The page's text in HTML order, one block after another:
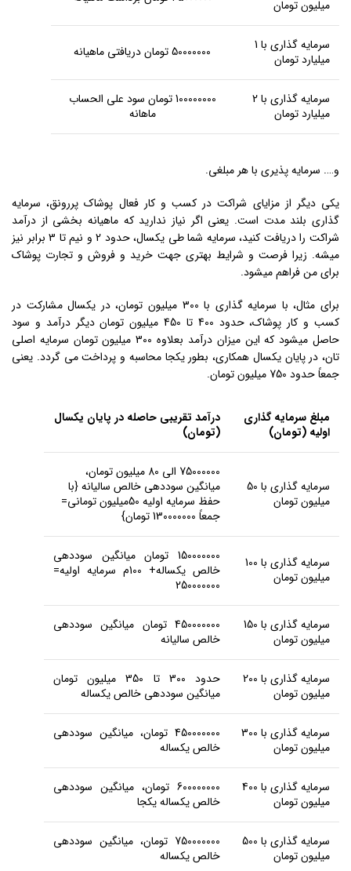
میلیون تومان
سرمایه گذاری با 1
میلیارد تومان
50000000 تومان دریافتی ماهیانه
سرمایه گذاری با 2
میلیارد تومان
100000000 تومان سود علی الحساب
ماهانه
و…. سرمایه پذیری با هر مبلغی.
یکی دیگر از مزایای شراکت در کسب و کار فعال پوشاک پررونق، سرمایه
گذاری بلند مدت است. یعنی اگر نیاز ندارید که ماهیانه بخشی از درآمد
شراکت را دریافت کنید، سرمایه شما طی یکسال، حدود 2 و نیم تا 3 برابر نیز
میشه. زیرا فرصت و شرایط بهتری جهت خرید و فروش و تجارت پوشاک
برای من فراهم میشود.
برای مثال، با سرمایه گذاری با 300 میلیون تومان، در یکسال مشارکت در
کسب و کار پوشاک، حدود 400 تا 450 میلیون تومان دیگر درآمد و سود
حاصل میشود که این میزان درآمد بعلاوه 300 میلیون تومان سرمایه اصلی
تان، در پایان یکسال همکاری، بطور یکجا محاسبه و پرداخت می گردد. یعنی
جمعاً حدود 750 میلیون تومان.
مبلغ سرمایه گذاری
اولیه (تومان)
درآمد تقریبی حاصله در پایان یکسال
(تومان)
سرمایه گذاری با 50
میلیون تومان
75000000 الی 80 میلیون تومان،
میانگین سوددهی خالص سالیانه {با
حفظ سرمایه اولیه 50میلیون تومانی=
جمعاً 130000000 تومان}
سرمایه گذاری با 100
میلیون تومان
150000000 تومان میانگین سوددهی
خالص یکساله+ 100م سرمایه اولیه=
250000000
سرمایه گذاری با 150
میلیون تومان
450000000 تومان میانگین سوددهی
خالص سالیانه
سرمایه گذاری با 200
میلیون تومان
حدود 300 تا 350 میلیون تومان
میانگین سوددهی خالص یکساله
سرمایه گذاری با 300
میلیون تومان
450000000 تومان، میانگین سوددهی
خالص یکساله
سرمایه گذاری با 400
میلیون تومان
600000000 تومان، میانگین سوددهی
خالص یکساله یکجا
سرمایه گذاری با 500
میلیون تومان
750000000 تومان، میانگین سوددهی
خالص یکساله